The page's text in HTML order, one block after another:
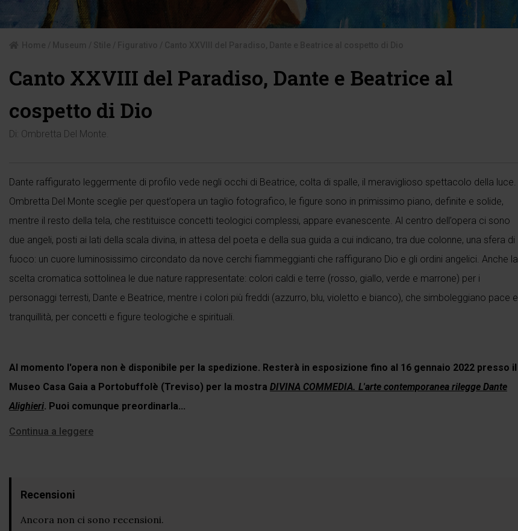
Canto XXVIII del Paradiso, Dante e Beatrice al
cospetto di Dio
Di: Ombretta Del Monte
Dante raffigurato leggermente di profilo vede negli occhi di Beatrice, colta di spalle, il meraviglioso spettacolo della luce.
Ombretta Del Monte sceglie per quest’opera un taglio fotografico, le figure sono in primissimo piano, definite e solide,
mentre il resto della tela, che restituisce concetti teologici complessi, appare evanescente. Al centro dell’opera ci sono
due angeli, posti ai lati della scala divina, in attesa del poeta e della sua guida a cui indicano, tra due colonne, una sfera di
fuoco: un cuore luminosissimo circondato da nove cerchi fiammeggianti che raffigurano Dio e gli ordini angelici. Anche la
scelta cromatica sottolinea le due nature rappresentate: colori caldi e terre (rosso, giallo, verde e marrone) per i
personaggi terresti, Dante e Beatrice, mentre i colori più freddi (azzurro, blu, violetto e bianco), che simboleggiano pace e
tranquillità, per concetti e figure teologiche e spirituali.
Al momento l'opera non è disponibile per la spedizione. Resterà in esposizione fino al 16 gennaio 2022 presso il
Museo Casa Gaia a Portobuffolè (Treviso) per la mostra DIVINA COMMEDIA. L'arte contemporanea rilegge Dante
Alighieri. Puoi comunque preordinarla...
Continua a leggere
Recensioni
Ancora non ci sono recensioni.